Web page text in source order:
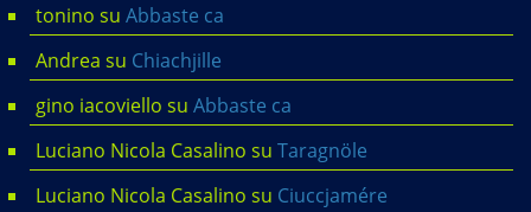
tonino su Abbaste ca
Andrea su Chiachjille
gino iacoviello su Abbaste ca
Luciano Nicola Casalino su Taragnöle
Luciano Nicola Casalino su Ciuccjamére